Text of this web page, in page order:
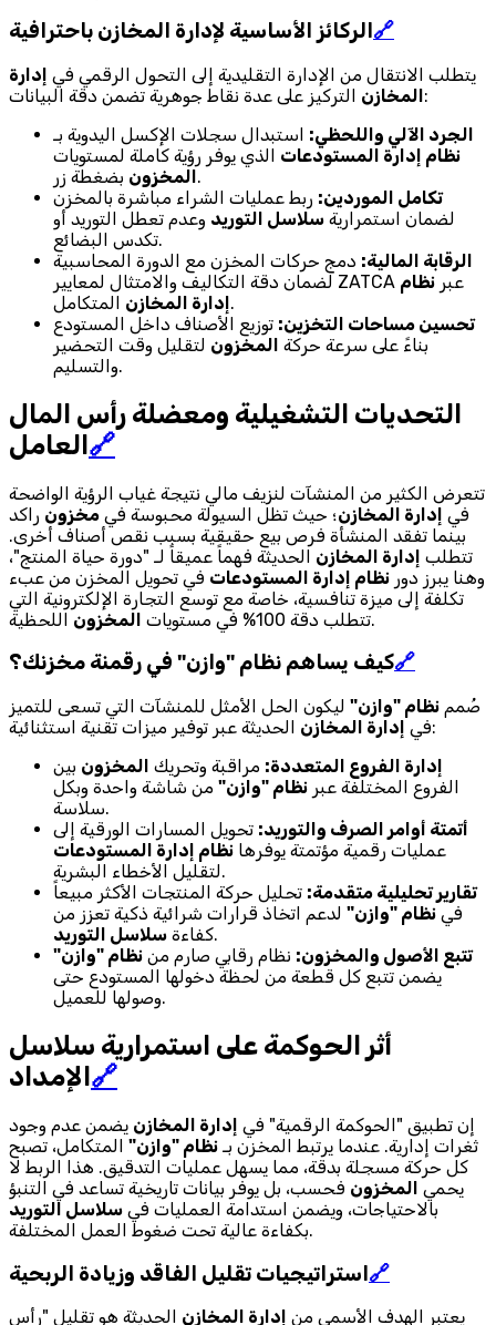
الركائز الأساسية لإدارة المخازن باحترافية 🔗
يتطلب الانتقال من الإدارة التقليدية إلى التحول الرقمي في إدارة
المخازنالتركيز على عدة نقاط جوهرية تضمن دقة البيانات:
الجرد الآلي واللحظي: استبدال سجلات الإكسل اليدوية بـ
نظام إدارة المستودعات الذي يوفر رؤية كاملة لمستويات
المخزونبضغطة زر.
تكامل الموردين: ربط عمليات الشراء مباشرة بالمخزن
لضمان استمرارية سلاسل التوريد وعدم تعطل التوريد أو
تكدس البضائع.
الرقابة المالية: دمج حركات المخزن مع الدورة المحاسبية
لضمان دقة التكاليف والامتثال لمعايير ZATCA عبر نظام
إدارة المخازنالمتكامل.
تحسين مساحات التخزين: توزيع الأصناف داخل المستودع
بناءً على سرعة حركة المخزون لتقليل وقت التحضير
والتسليم.
التحديات التشغيلية ومعضلة رأس المال
العامل 🔗
تتعرض الكثير من المنشآت لنزيف مالي نتيجة غياب الرؤية الواضحة
في إدارة المخازن؛ حيث تظل السيولة محبوسة في مخزون راكد
بينما تفقد المنشأة فرص بيع حقيقية بسبب نقص أصناف أخرى.
تتطلب إدارة المخازن الحديثة فهماً عميقاً لـ "دورة حياة المنتج"،
وهنا يبرز دور نظام إدارة المستودعات في تحويل المخزن من عبء
تكلفة إلى ميزة تنافسية، خاصة مع توسع التجارة الإلكترونية التي
تتطلب دقة 100% في مستويات
المخزون اللحظية.
كيف يساهم نظام "وازن" في رقمنة مخزنك؟🔗
صُمم نظام "وازن" ليكون الحل الأمثل للمنشآت التي تسعى للتميز
في إدارة المخازن
الحديثة عبر توفير ميزات تقنية استثنائية:
إدارة الفروع المتعددة: مراقبة وتحريك المخزون بين
الفروع المختلفة عبر نظام "وازن" من شاشة واحدة وبكل
سلاسة.
أتمتة أوامر الصرف والتوريد: تحويل المسارات الورقية إلى
عمليات رقمية مؤتمتة يوفرها نظام إدارة المستودعات
لتقليل الأخطاء البشرية.
تقارير تحليلية متقدمة: تحليل حركة المنتجات الأكثر مبيعاً
في نظام "وازن" لدعم اتخاذ قرارات شرائية ذكية تعزز من
كفاءة سلاسل التوريد
.
تتبع الأصول والمخزون: نظام رقابي صارم من نظام "وازن"
يضمن تتبع كل قطعة من لحظة دخولها المستودع حتى
وصولها للعميل.
أثر الحوكمة على استمرارية سلاسل
الإمداد 🔗
إن تطبيق "الحوكمة الرقمية" في إدارة المخازن يضمن عدم وجود
ثغرات إدارية. عندما يرتبط المخزن بـ نظام "وازن" المتكامل، تصبح
كل حركة مسجلة بدقة، مما يسهل عمليات التدقيق. هذا الربط لا
يحمي المخزون فحسب، بل يوفر بيانات تاريخية تساعد في التنبؤ
بالاحتياجات، ويضمن استدامة العمليات في سلاسل التوريد
بكفاءة عالية تحت ضغوط العمل المختلفة.
استراتيجيات تقليل الفاقد وزيادة الربحية 🔗
يعتبر الهدف الأسمى من إدارة المخازن الحديثة هو تقليل "رأس